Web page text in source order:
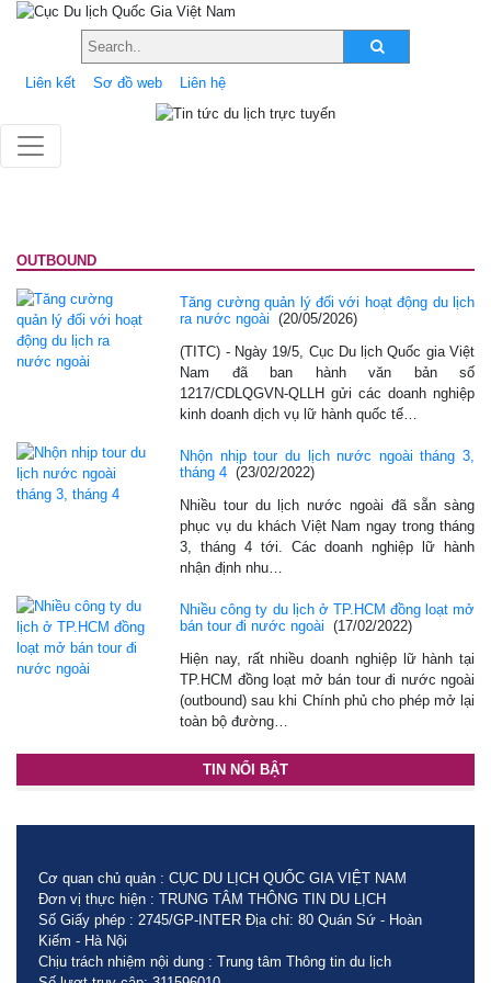
Liên kết Sơ đồ web Liên hệ
OUTBOUND
Tăng cường quản lý đối với hoạt động du lịch
ra nước ngoài
(20/05/2026)
(TITC) - Ngày 19/5, Cục Du lịch Quốc gia Việt
Nam đã ban hành văn bản số
1217/CDLQGVN-QLLH gửi các doanh nghiệp
kinh doanh dịch vụ lữ hành quốc tế…
Nhộn nhịp tour du lịch nước ngoài tháng 3,
tháng 4 (23/02/2022)
Nhiều tour du lịch nước ngoài đã sẵn sàng
phục vụ du khách Việt Nam ngay trong tháng
3, tháng 4 tới. Các doanh nghiệp lữ hành
nhận định nhu…
Nhiều công ty du lịch ở TP.HCM đồng loạt mở
bán tour đi nước ngoài
(17/02/2022)
Hiện nay, rất nhiều doanh nghiệp lữ hành tại
TP.HCM đồng loạt mở bán tour đi nước ngoài
(outbound) sau khi Chính phủ cho phép mở lại
toàn bộ đường…
TIN NỔI BẬT
Cơ quan chủ quản : CỤC DU LỊCH QUỐC GIA VIỆT NAM
Đơn vị thực hiện : TRUNG TÂM THÔNG TIN DU LỊCH
Số Giấy phép : 2745/GP-INTER Địa chỉ: 80 Quán Sứ - Hoàn
Kiếm - Hà Nội
Chịu trách nhiệm nội dung : Trung tâm Thông tin du lịch